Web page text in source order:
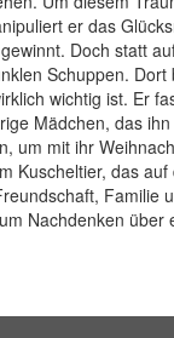
er das
Doch statt
Schuppen. Dort
wichtig ist. Er
Mädchen, das
um mit ihr
Kuscheltier, das
Familie
Nachdenken über